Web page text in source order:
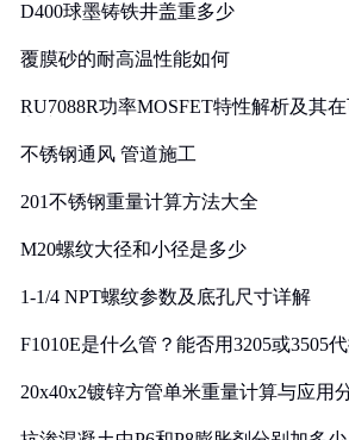
D400球墨铸铁井盖重多少
覆膜砂的耐高温性能如何
RU7088R功率MOSFET特性解析及其
不锈钢通风 管道施工
201不锈钢重量计算方法大全
M20螺纹大径和小径是多少
1-1/4 NPT螺纹参数及底孔尺寸详解
F1010E是什么管？能否用3205或3505
20x40x2镀锌方管单米重量计算与应用